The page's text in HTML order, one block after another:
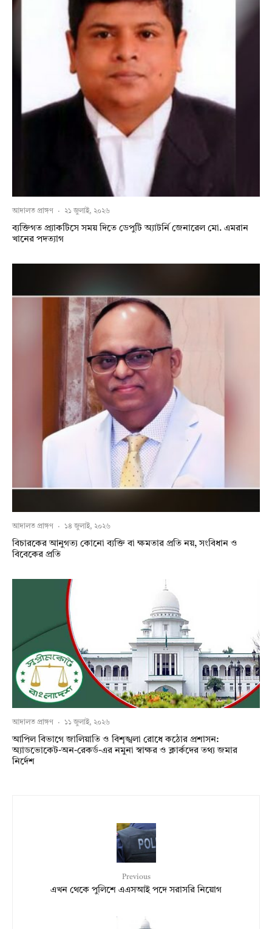
আদালত প্রাঙ্গণ · ২১ জুলাই, ২০২৬
ব্যক্তিগত প্র্যাকটিসে সময় দিতে ডেপুটি অ্যাটর্নি জেনারেল মো. এমরান
খানের পদত্যাগ
আদালত প্রাঙ্গণ · ১৪ জুলাই, ২০২৬
বিচারকের আনুগত্য কোনো ব্যক্তি বা ক্ষমতার প্রতি নয়, সংবিধান ও
বিবেকের প্রতি
আদালত প্রাঙ্গণ · ১১ জুলাই, ২০২৬
আপিল বিভাগে জালিয়াতি ও বিশৃঙ্খলা রোধে কঠোর প্রশাসন:
অ্যাডভোকেট-অন-রেকর্ড-এর নমুনা স্বাক্ষর ও ক্লার্কদের তথ্য জমার
নির্দেশ
Previous
এখন থেকে পুলিশে এএসআই পদে সরাসরি নিয়োগ